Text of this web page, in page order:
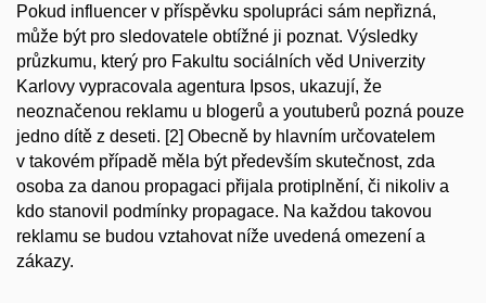
Pokud influencer v příspěvku spolupráci sám nepřizná,
může být pro sledovatele obtížné ji poznat. Výsledky
průzkumu, který pro Fakultu sociálních věd Univerzity
Karlovy vypracovala agentura Ipsos, ukazují, že
neoznačenou reklamu u blogerů a youtuberů pozná pouze
jedno dítě z deseti. [2] Obecně by hlavním určovatelem
v takovém případě měla být především skutečnost, zda
osoba za danou propagaci přijala protiplnění, či nikoliv a
kdo stanovil podmínky propagace. Na každou takovou
reklamu se budou vztahovat níže uvedená omezení a
zákazy.